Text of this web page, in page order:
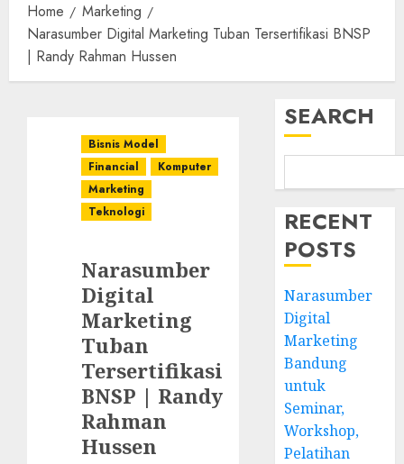
Home
Marketing
Narasumber Digital Marketing Tuban Tersertifikasi BNSP
| Randy Rahman Hussen
Bisnis Model
Financial
Komputer
Marketing
Teknologi
Narasumber
Digital
Marketing
Tuban
Tersertifikasi
BNSP | Randy
Rahman
Hussen
SEARCH
RECENT
POSTS
Narasumber
Digital
Marketing
Bandung
untuk
Seminar,
Workshop,
Pelatihan